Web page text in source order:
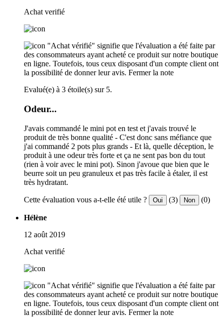
Achat verifié
"Achat vérifié" signifie que l'évaluation a été faite par
des consommateurs ayant acheté ce produit sur notre boutique
en ligne. Toutefois, tous ceux disposant d'un compte client ont
la possibilité de donner leur avis. Fermer la note
Evalué(e) à 3 étoile(s) sur 5.
Odeur...
J'avais commandé le mini pot en test et j'avais trouvé le
produit de très bonne qualité - C'est donc sans méfiance que
j'ai commandé 2 pots plus grands - Et là, quelle déception, le
produit à une odeur très forte et ça ne sent pas bon du tout
(rien à voir avec le mini pot). Sinon j'avoue que bien que le
beurre soit un peu granuleux et pas très facile à étaler, il est
très hydratant.
Cette évaluation vous a-t-elle été utile ? Oui (3) Non (0)
Hélène
12 août 2019
Achat verifié
"Achat vérifié" signifie que l'évaluation a été faite par
des consommateurs ayant acheté ce produit sur notre boutique
en ligne. Toutefois, tous ceux disposant d'un compte client ont
la possibilité de donner leur avis. Fermer la note